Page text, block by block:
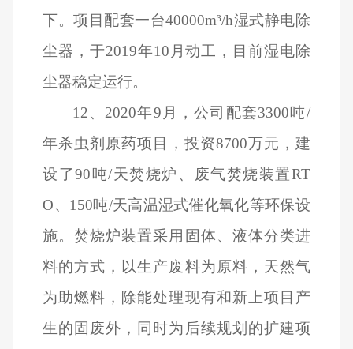
下。项目配套一台40000m³/h湿式静电除
尘器，于2019年10月动工，目前湿电除
尘器稳定运行。
12、2020年9月，公司配套3300吨/
年杀虫剂原药项目，投资8700万元，建
设了90吨/天焚烧炉、废气焚烧装置RT
O、150吨/天高温湿式催化氧化等环保设
施。焚烧炉装置采用固体、液体分类进
料的方式，以生产废料为原料，天然气
为助燃料，除能处理现有和新上项目产
生的固废外，同时为后续规划的扩建项